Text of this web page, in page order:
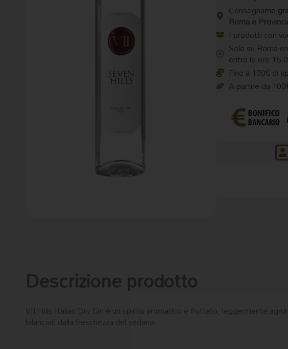
70cl
quantità
Consegnamo
Roma e
I prodotti con
Solo su Roma
entro le ore
Fino a 100€ di
A partire da
VII Hills Italian Dry Gin è un spirito aromatico e fruttato, leggermente
bilanciati dalla freschezza del sedano.